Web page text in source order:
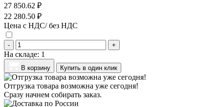
27 850.62 ₽
22 280.50 ₽
Цена с НДС/ без НДС
- +
На складе: 1
В корзину Купить в один клик
Отгрузка товара возможна уже сегодня!
Сразу начнем собирать заказ.